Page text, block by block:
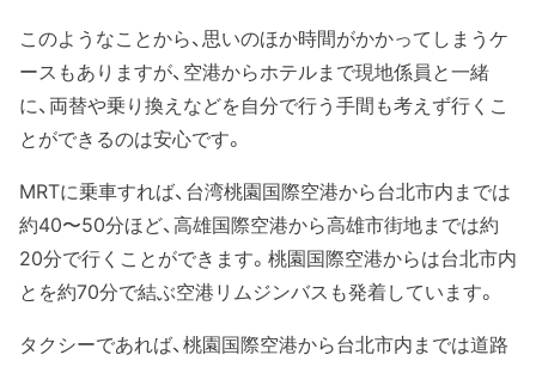
このようなことから、思いのほか時間がかかってしまうケ
ースもありますが、空港からホテルまで現地係員と一緒
に、両替や乗り換えなどを自分で行う手間も考えず行くこ
とができるのは安心です。
MRTに乗車すれば、台湾桃園国際空港から台北市内までは
約40〜50分ほど、高雄国際空港から高雄市街地までは約
20分で行くことができます。桃園国際空港からは台北市内
とを約70分で結ぶ空港リムジンバスも発着しています。
タクシーであれば、桃園国際空港から台北市内までは道路